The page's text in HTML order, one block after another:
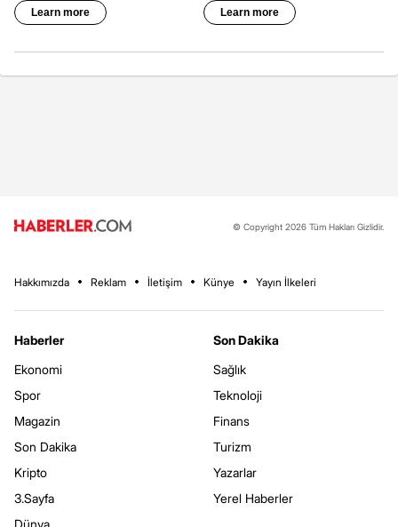
© Copyright 2026 Tüm Hakları Gizlidir.
Hakkımızda Reklam İletişim Künye Yayın İlkeleri
Haberler
Ekonomi
Spor
Magazin
Son Dakika
Kripto
3.Sayfa
Dünya
Son Dakika
Sağlık
Teknoloji
Finans
Turizm
Yazarlar
Yerel Haberler